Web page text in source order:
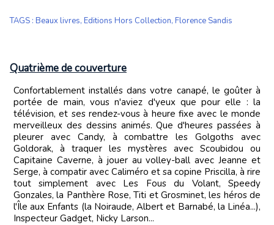
TAGS : Beaux livres, Editions Hors Collection, Florence Sandis
Quatrième de couverture
Confortablement installés dans votre canapé, le goûter à
portée de main, vous n'aviez d'yeux que pour elle : la
télévision, et ses rendez-vous à heure fixe avec le monde
merveilleux des dessins animés. Que d'heures passées à
pleurer avec Candy, à combattre les Golgoths avec
Goldorak, à traquer les mystères avec Scoubidou ou
Capitaine Caverne, à jouer au volley-ball avec Jeanne et
Serge, à compatir avec Caliméro et sa copine Priscilla, à rire
tout simplement avec Les Fous du Volant, Speedy
Gonzales, la Panthère Rose, Titi et Grosminet, les héros de
l'Île aux Enfants (la Noiraude, Albert et Barnabé, la Linéa...),
Inspecteur Gadget, Nicky Larson...